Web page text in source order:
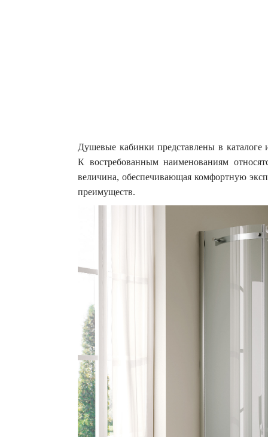
Душевые кабинки представлены в
К востребованным наименованиям
величина, обеспечивающая комфортную
преимуществ.